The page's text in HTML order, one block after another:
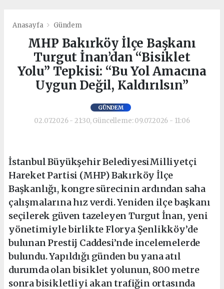
Anasayfa Gündem
MHP Bakırköy İlçe Başkanı
Turgut İnan’dan “Bisiklet
Yolu” Tepkisi: “Bu Yol Amacına
Uygun Değil, Kaldırılsın”
GÜNDEM
02.07.2026 - 21:30, Güncelleme: 09.07.2026 - 11:06
İstanbul Büyükşehir BelediyesiMilliyetçi
Hareket Partisi (MHP) Bakırköy İlçe
Başkanlığı, kongre sürecinin ardından saha
çalışmalarına hız verdi. Yeniden ilçe başkanı
seçilerek güven tazeleyen Turgut İnan, yeni
yönetimiyle birlikte Florya Şenlikköy’de
bulunan Prestij Caddesi’nde incelemelerde
bulundu. Yapıldığı günden bu yana atıl
durumda olan bisiklet yolunun, 800 metre
sonra bisikletliyi akan trafiğin ortasında